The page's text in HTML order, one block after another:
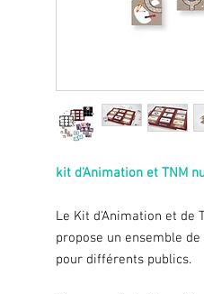
kit d'Animation et TNM
Le Kit d'Animation et de
propose un ensemble
pour différents publics.